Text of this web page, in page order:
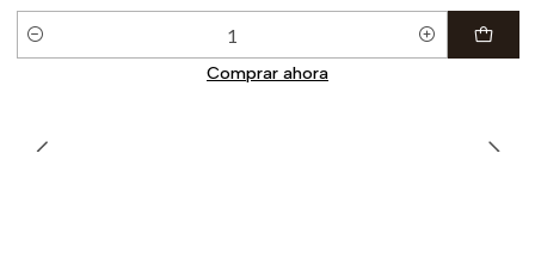
Cantidad
Comprar ahora